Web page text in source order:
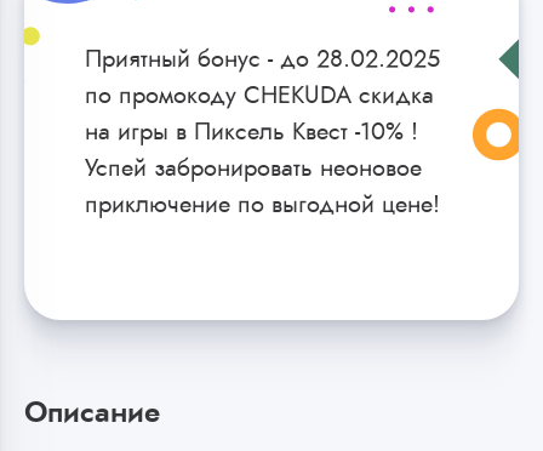
Приятный бонус - до 28.02.2025
по промокоду CHEKUDA скидка
на игры в Пиксель Квест -10% !
Успей забронировать неоновое
приключение по выгодной цене!
Описание